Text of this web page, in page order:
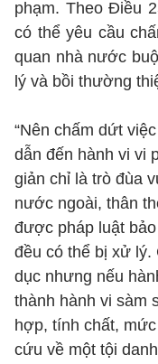
phạm. Theo Điều
có thể yêu cầu
quan nhà nước
lý và bồi thường
“Nên chấm dứt
dẫn đến hành vi vi
giản chỉ là trò đùa
nước ngoài, thân
được pháp luật
đều có thể bị xử lý.
dục nhưng nếu
thành hành vi sàm
hợp, tính chất,
cứu về một tội